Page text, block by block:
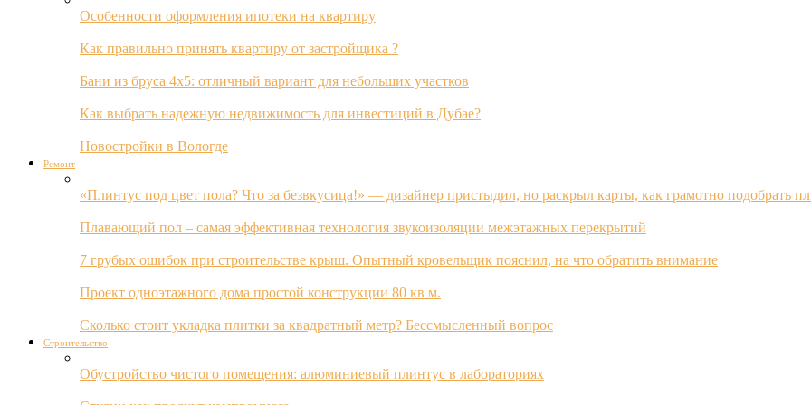
Особенности оформления ипотеки на квартиру
Как правильно принять квартиру от застройщика ?
Бани из бруса 4х5: отличный вариант для небольших участков
Как выбрать надежную недвижимость для инвестиций в Дубае?
Новостройки в Вологде
Ремонт
«Плинтус под цвет пола? Что за безвкусица!» — дизайнер пристыдил, но раскрыл карты, как грамотно подобрать
Плавающий пол – самая эффективная технология звукоизоляции межэтажных перекрытий
7 грубых ошибок при строительстве крыш. Опытный кровельщик пояснил, на что обратить внимание
Проект одноэтажного дома простой конструкции 80 кв м.
Сколько стоит укладка плитки за квадратный метр? Бессмысленный вопрос
Строительство
Обустройство чистого помещения: алюминиевый плинтус в лабораториях